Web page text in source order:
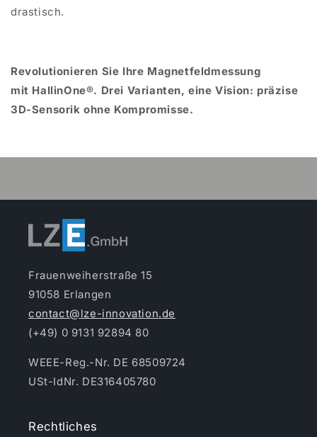
drastisch.
Revolutionieren Sie Ihre Magnetfeldmessung
mit HallinOne®. Drei Varianten, eine Vision: präzise
3D-Sensorik ohne Kompromisse.
Frauenweiherstraße 15
91058 Erlangen
contact@lze-innovation.de
(+49) 0 9131 92894 80
WEEE-Reg.-Nr. DE 68509724
USt-IdNr. DE316405780
Rechtliches